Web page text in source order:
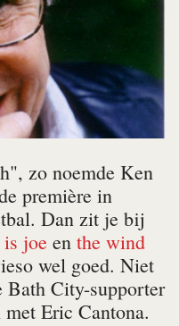
zo noemde Ken
première in
Dan zit je bij
is joe en the wind
wel goed. Niet
City-supporter
Eric Cantona.